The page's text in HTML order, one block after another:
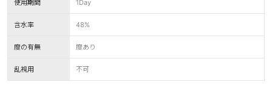
使用期間 1Day
含水率 48%
度の有無 度あり
乱視用 不可